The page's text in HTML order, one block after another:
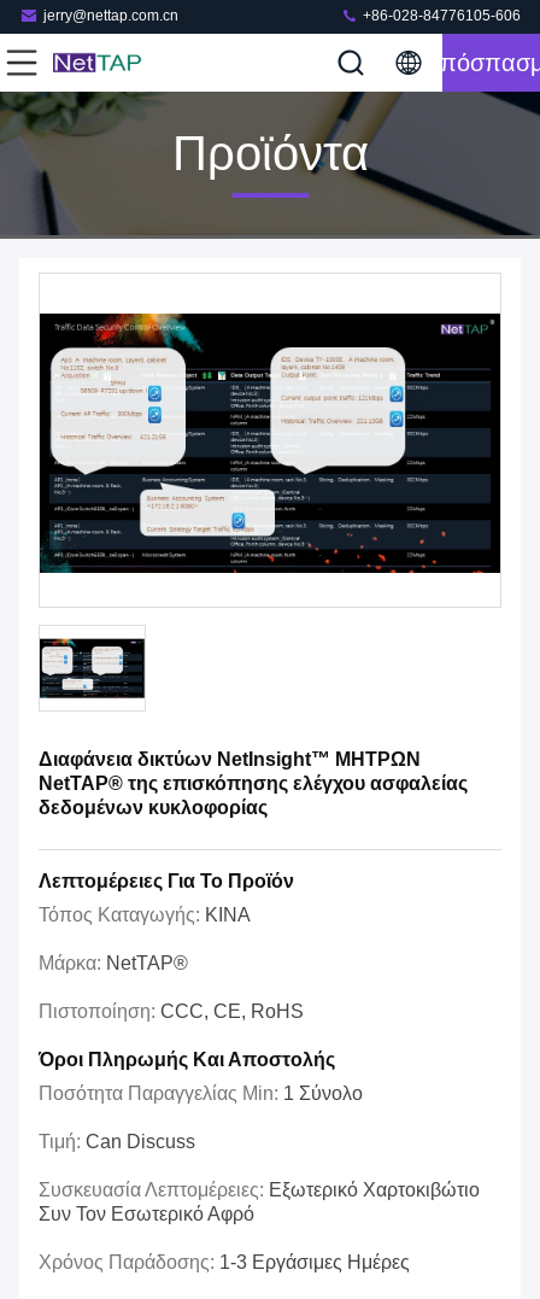
jerry@nettap.com.cn +86-028-84776105-606
Προϊόντα
Διαφάνεια δικτύων NetInsight™ ΜΗΤΡΩΝ
NetTAP® της επισκόπησης ελέγχου ασφαλείας
δεδομένων κυκλοφορίας
Λεπτομέρειες Για Το Προϊόν
Τόπος Καταγωγής: ΚΙΝΑ
Μάρκα: NetTAP®
Πιστοποίηση: CCC, CE, RoHS
Όροι Πληρωμής Και Αποστολής
Ποσότητα Παραγγελίας Min: 1 Σύνολο
Τιμή: Can Discuss
Συσκευασία Λεπτομέρειες: Εξωτερικό Χαρτοκιβώτιο
Συν Τον Εσωτερικό Αφρό
Χρόνος Παράδοσης: 1-3 Εργάσιμες Ημέρες